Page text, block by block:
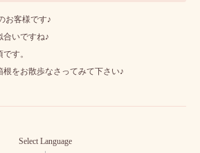
お客様です♪
合いですね♪
す。
をお散歩なさってみて下さい♪
Select Language